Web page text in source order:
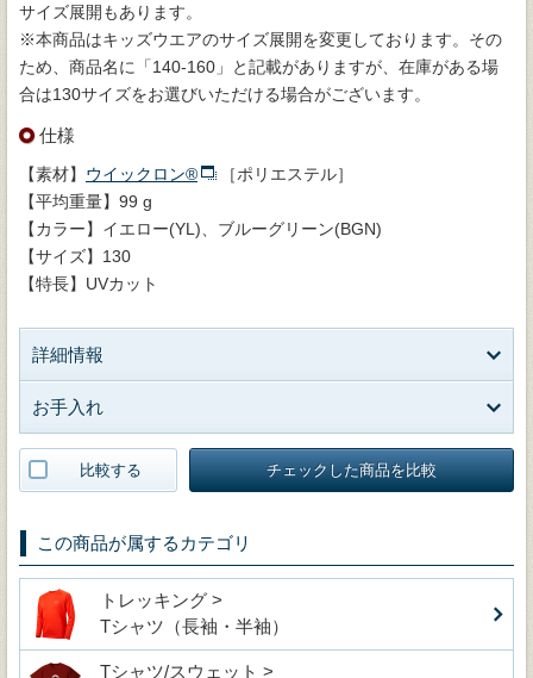
サイズ展開もあります。
※本商品はキッズウエアのサイズ展開を変更しております。その
ため、商品名に「140-160」と記載がありますが、在庫がある場
合は130サイズをお選びいただける場合がございます。
仕様
【素材】 ウイックロン®
［ポリエステル］
【平均重量】99 g
【カラー】イエロー(YL)、ブルーグリーン(BGN)
【サイズ】130
【特長】UVカット
詳細情報
お手入れ
比較する チェックした商品を比較
この商品が属するカテゴリ
トレッキング >
Tシャツ（長袖・半袖）
Tシャツ/スウェット >